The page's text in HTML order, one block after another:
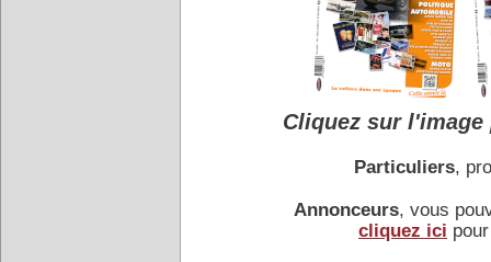
RENAULT Caravelle
Issue de la Floride le
Pietro Frua, la Dauphine
différent avec Luigi
Cliquez sur
Particuliers,
Annonceurs, vous
cliquez ici